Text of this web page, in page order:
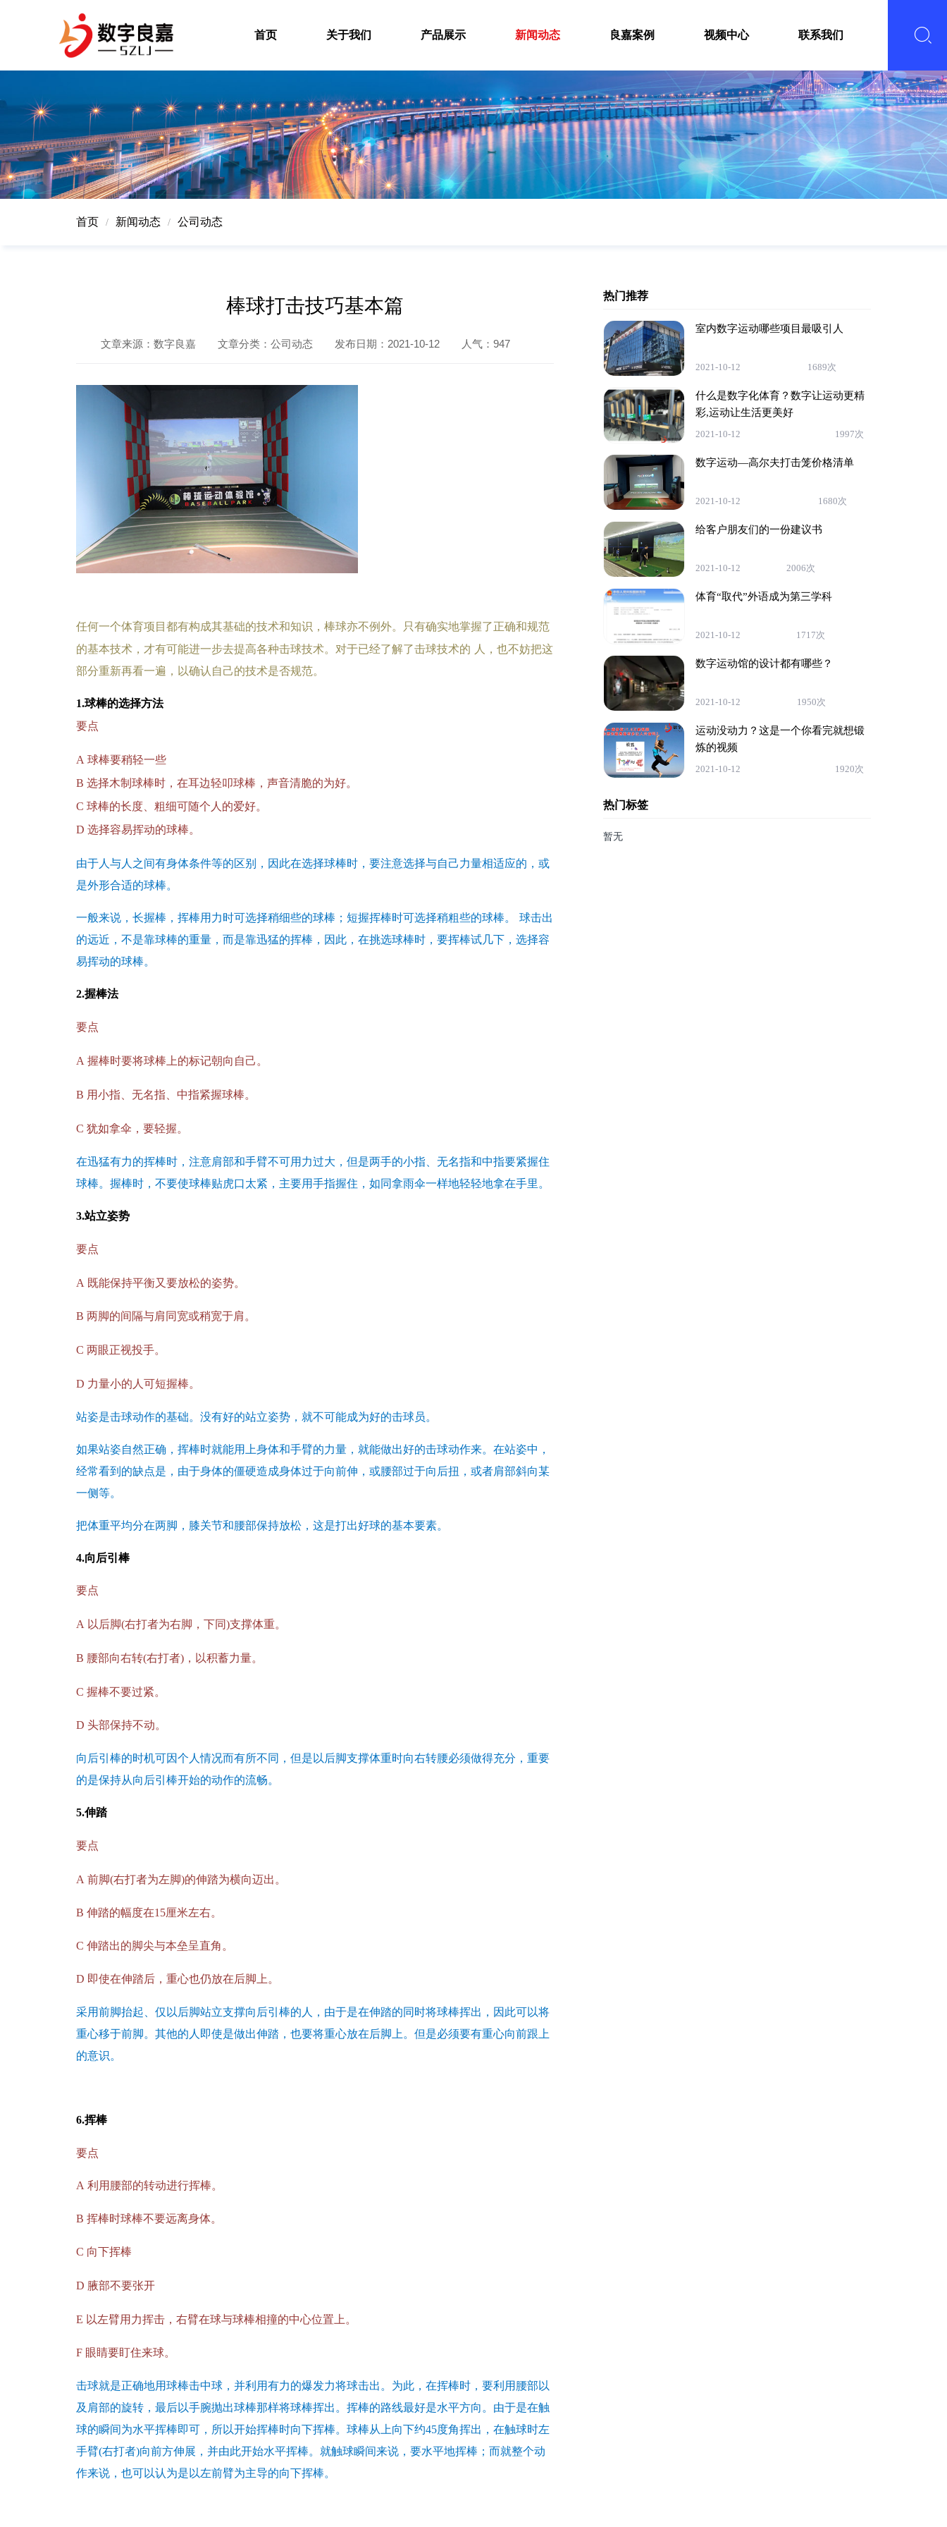
首页 关于我们 产品展示 新闻动态 良嘉案例 视频中心 联系我们
首页 / 新闻动态 / 公司动态
棒球打击技巧基本篇
文章来源：数字良嘉 文章分类：公司动态 发布日期：2021-10-12 人气： 947
任何一个体育项目都有构成其基础的技术和知识，棒球亦不例外。只有确实地掌握了正确和规范
的基本技术，才有可能进一步去提高各种击球技术。对于已经了解了击球技术的 人，也不妨把这
部分重新再看一遍，以确认自己的技术是否规范。
1.球棒的选择方法
要点
A 球棒要稍轻一些
B 选择木制球棒时，在耳边轻叩球棒，声音清脆的为好。
C 球棒的长度、粗细可随个人的爱好。
D 选择容易挥动的球棒。
由于人与人之间有身体条件等的区别，因此在选择球棒时，要注意选择与自己力量相适应的，或
是外形合适的球棒。
一般来说，长握棒，挥棒用力时可选择稍细些的球棒；短握挥棒时可选择稍粗些的球棒。
球击出
的远近，不是靠球棒的重量，而是靠迅猛的挥棒，因此，在挑选球棒时，要挥棒试几下，选择容
易挥动的球棒。
2.握棒法
要点
A 握棒时要将球棒上的标记朝向自己。
B 用小指、无名指、中指紧握球棒。
C 犹如拿伞，要轻握。
在迅猛有力的挥棒时，注意肩部和手臂不可用力过大，但是两手的小指、无名指和中指要紧握住
球棒。握棒时，不要使球棒贴虎口太紧，主要用手指握住，如同拿雨伞一样地轻轻地拿在手里。
3.站立姿势
要点
A 既能保持平衡又要放松的姿势。
B 两脚的间隔与肩同宽或稍宽于肩。
C 两眼正视投手。
D 力量小的人可短握棒。
站姿是击球动作的基础。没有好的站立姿势，就不可能成为好的击球员。
如果站姿自然正确，挥棒时就能用上身体和手臂的力量，就能做出好的击球动作来。在站姿中，
经常看到的缺点是，由于身体的僵硬造成身体过于向前伸，或腰部过于向后扭，或者肩部斜向某
一侧等。
把体重平均分在两脚，膝关节和腰部保持放松，这是打出好球的基本要素。
4.向后引棒
要点
A 以后脚(右打者为右脚，下同)支撑体重。
B 腰部向右转(右打者)，以积蓄力量。
C 握棒不要过紧。
D 头部保持不动。
向后引棒的时机可因个人情况而有所不同，但是以后脚支撑体重时向右转腰必须做得充分，重要
的是保持从向后引棒开始的动作的流畅。
5.伸踏
要点
A 前脚(右打者为左脚)的伸踏为横向迈出。
B 伸踏的幅度在15厘米左右。
C 伸踏出的脚尖与本垒呈直角。
D 即使在伸踏后，重心也仍放在后脚上。
采用前脚抬起、仅以后脚站立支撑向后引棒的人，由于是在伸踏的同时将球棒挥出，因此可以将
重心移于前脚。其他的人即使是做出伸踏，也要将重心放在后脚上。但是必须要有重心向前跟上
的意识。
6.挥棒
要点
A 利用腰部的转动进行挥棒。
B 挥棒时球棒不要远离身体。
C 向下挥棒
D 腋部不要张开
E 以左臂用力挥击，右臂在球与球棒相撞的中心位置上。
F 眼睛要盯住来球。
击球就是正确地用球棒击中球，并利用有力的爆发力将球击出。为此，在挥棒时，要利用腰部以
及肩部的旋转，最后以手腕抛出球棒那样将球棒挥出。挥棒的路线最好是水平方向。由于是在触
球的瞬间为水平挥棒即可，所以开始挥棒时向下挥棒。球棒从上向下约45度角挥出，在触球时左
手臂(右打者)向前方伸展，并由此开始水平挥棒。就触球瞬间来说，要水平地挥棒；而就整个动
作来说，也可以认为是以左前臂为主导的向下挥棒。
热门推荐
室内数字运动哪些项目最吸引人
2021-10-12 1689次
什么是数字化体育？数字让运动更精
彩,运动让生活更美好
2021-10-12 1997次
数字运动—高尔夫打击笼价格清单
2021-10-12 1680次
给客户朋友们的一份建议书
2021-10-12 2006次
体育“取代”外语成为第三学科
2021-10-12 1717次
数字运动馆的设计都有哪些？
2021-10-12 1950次
运动没动力？这是一个你看完就想锻
炼的视频
2021-10-12 1920次
热门标签
暂无